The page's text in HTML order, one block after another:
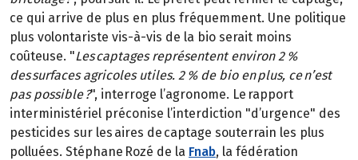
ce qui arrive de plus en plus fréquemment. Une politique
plus volontariste vis-à-vis de la bio serait moins
coûteuse. "Les captages représentent environ 2 %
des surfaces agricoles utiles. 2 % de bio en plus, ce n’est
pas possible ?", interroge l’agronome. Le rapport
interministériel préconise l’interdiction "d’urgence" des
pesticides sur les aires de captage souterrain les plus
polluées. Stéphane Rozé de la Fnab, la fédération